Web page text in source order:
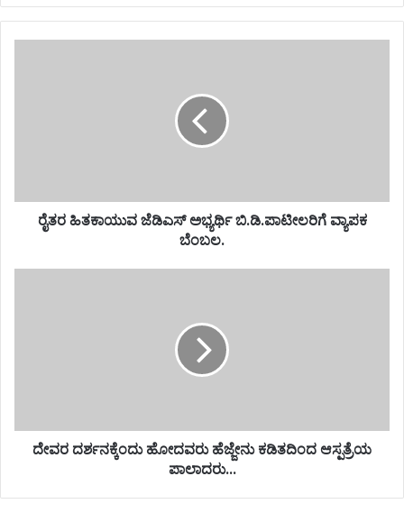
ರೈತರ ಹಿತಕಾಯುವ ಜೆಡಿಎಸ್ ಅಭ್ಯರ್ಥಿ ಬಿ.ಡಿ.ಪಾಟೀಲರಿಗೆ ವ್ಯಾಪಕ
ಬೆಂಬಲ.
ದೇವರ ದರ್ಶನಕ್ಕೆಂದು ಹೋದವರು ಹೆಜ್ಜೇನು ಕಡಿತದಿಂದ ಆಸ್ಪತ್ರೆಯ
ಪಾಲಾದರು...